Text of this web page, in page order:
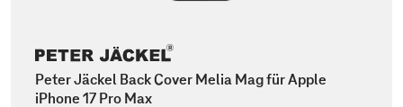
Peter Jäckel Back Cover Melia Mag für Apple
iPhone 17 Pro Max